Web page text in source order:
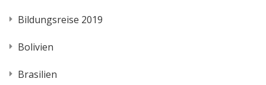
Bildungsreise 2019
Bolivien
Brasilien